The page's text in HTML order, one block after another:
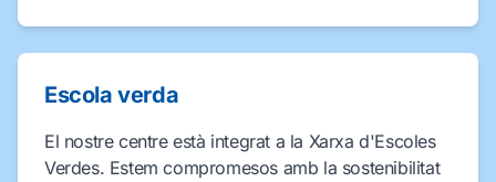
Escola verda
El nostre centre està integrat a la Xarxa d'Escoles
Verdes. Estem compromesos amb la sostenibilitat